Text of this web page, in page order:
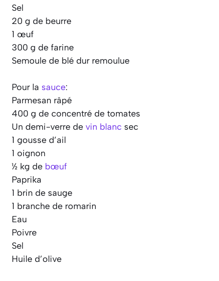
Sel
20 g de beurre
1 œuf
300 g de farine
Semoule de blé dur remoulue
Pour la sauce:
Parmesan râpé
400 g de concentré de tomates
Un demi-verre de vin blanc sec
1 gousse d’ail
1 oignon
½ kg de bœuf
Paprika
1 brin de sauge
1 branche de romarin
Eau
Poivre
Sel
Huile d’olive